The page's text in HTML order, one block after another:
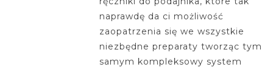
naprawdę da ci możliwość
zaopatrzenia się we wszystkie
niezbędne preparaty tworząc tym
samym kompleksowy system